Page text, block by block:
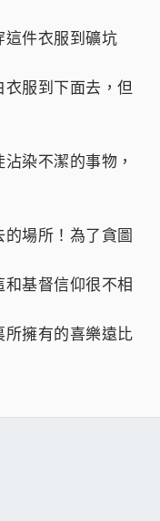
這件衣服到礦坑
服到下面去，但
染不潔的事物，
場所！為了貪圖
基督信仰很不相
擁有的喜樂遠比